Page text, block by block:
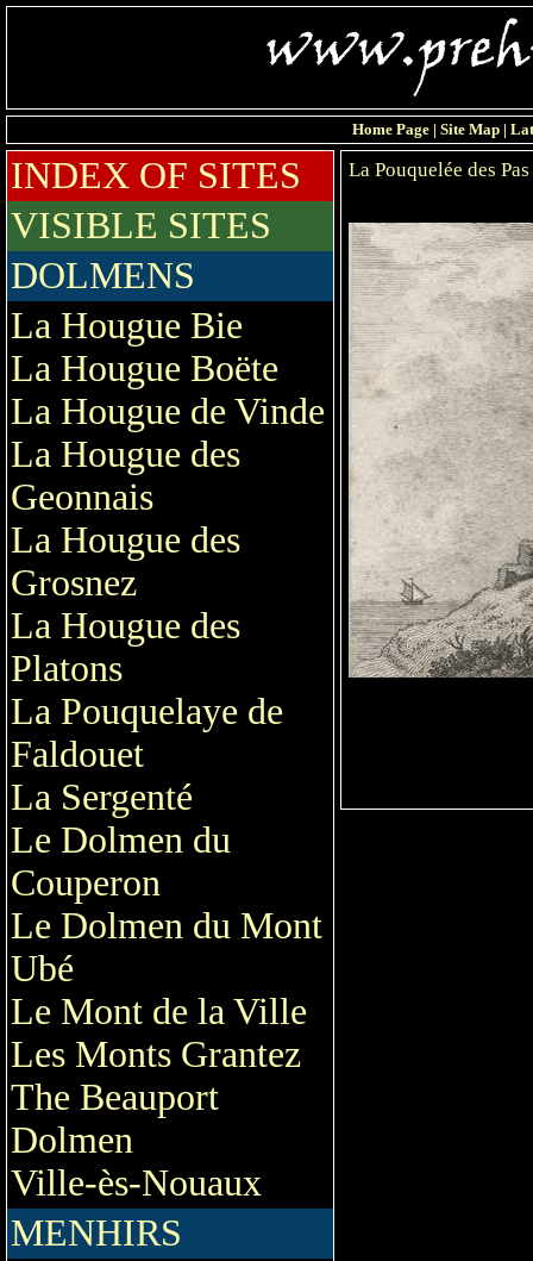
Home Page | Site Map |
INDEX OF SITES
VISIBLE SITES
DOLMENS
La Hougue Bie
La Hougue Boëte
La Hougue de Vinde
La Hougue des
Geonnais
La Hougue des
Grosnez
La Hougue des
Platons
La Pouquelaye de
Faldouet
La Sergenté
Le Dolmen du
Couperon
Le Dolmen du Mont
Ubé
Le Mont de la Ville
Les Monts Grantez
The Beauport
Dolmen
Ville-ès-Nouaux
MENHIRS
La Pouquelée des Pas